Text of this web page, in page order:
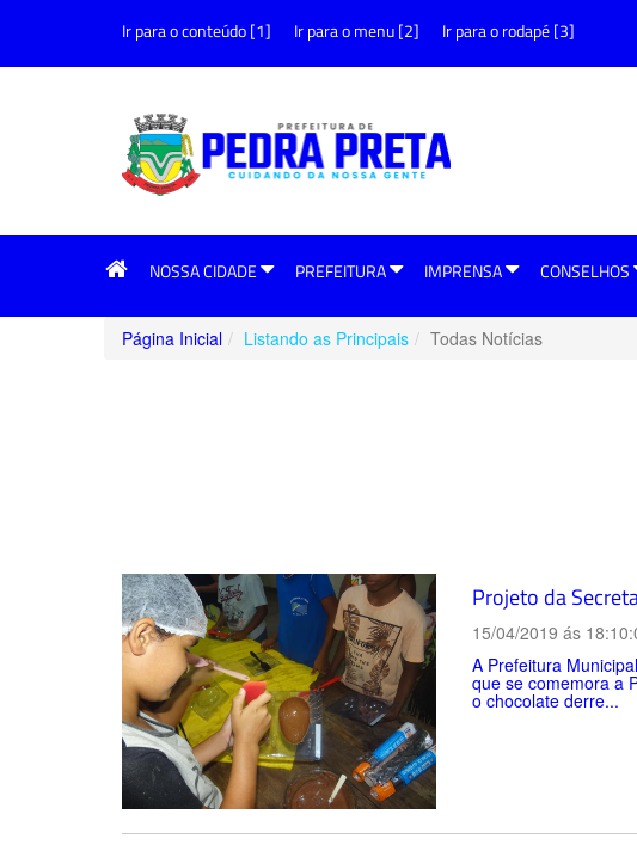
Ir para o conteúdo [1] Ir para o menu [2] Ir para o rodapé [3]
NOSSA CIDADE PREFEITURA IMPRENSA CONSELHOS
Página Inicial Listando as Principais Todas Notícias
Projeto da
15/04/2019 ás
A Prefeitura
que se comemora a
o chocolate derre...